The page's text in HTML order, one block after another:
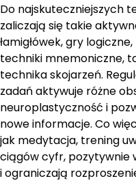
Do najskuteczniejszych
zaliczają się takie
łamigłówek, gry
techniki mnemoniczne,
technika skojarzeń.
zadań aktywuje różne
neuroplastyczność i
nowe informacje. Co
jak medytacja, trening
ciągów cyfr, pozytywnie
i ograniczają